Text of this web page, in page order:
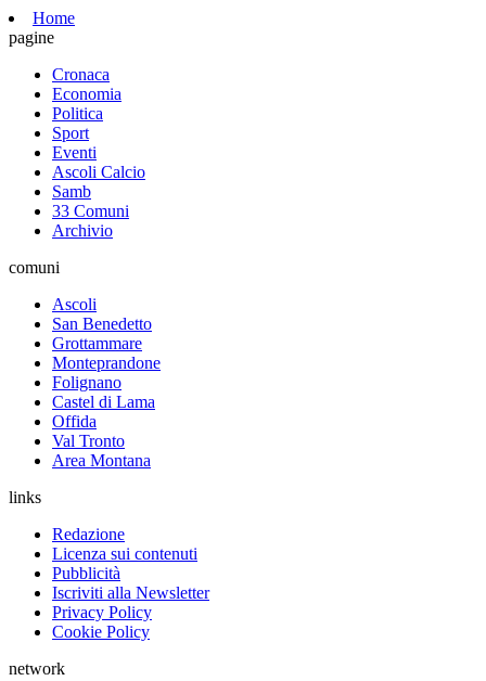
Home
pagine
Cronaca
Economia
Politica
Sport
Eventi
Ascoli Calcio
Samb
33 Comuni
Archivio
comuni
Ascoli
San Benedetto
Grottammare
Monteprandone
Folignano
Castel di Lama
Offida
Val Tronto
Area Montana
links
Redazione
Licenza sui contenuti
Pubblicità
Iscriviti alla Newsletter
Privacy Policy
Cookie Policy
network